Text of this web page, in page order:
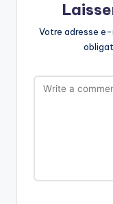
Votre adresse e-